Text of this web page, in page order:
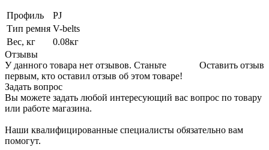
Профиль
PJ
Тип ремня V-belts
Вес, кг
0.08кг
Отзывы
Оставить отзыв
У данного товара нет отзывов. Станьте
первым, кто оставил отзыв об этом товаре!
Задать вопрос
Вы можете задать любой интересующий вас вопрос по товару
или работе магазина.
Наши квалифицированные специалисты обязательно вам
помогут.